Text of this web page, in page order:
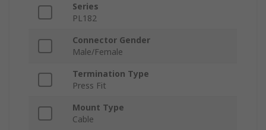
Series
PL182
Connector Gender
Male/Female
Termination Type
Press Fit
Mount Type
Cable